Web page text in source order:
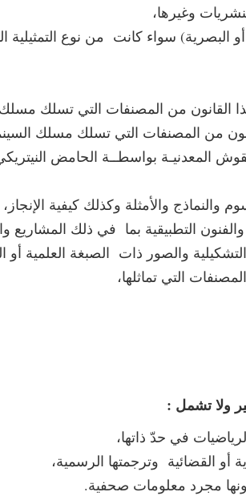
وغيرها،
البصرية) سواء كانت من نوع التمثيلية
القانون من المصنفات التي تسلك
من المصنفات التي تسلك مسلك
المعدنيـة بواسطــة الحامض
والأمثلة وكذلك كيفية الإنجاز،
التطبيقية بما في ذلك المشاريع
والصور ذات الصبغة العلمية أو
التي تماثلها،
ولا تشمل :
في حدّ ذاتها،
أو القضائية وترجمتها الرسمية،
مجرد معلومات صحفية.